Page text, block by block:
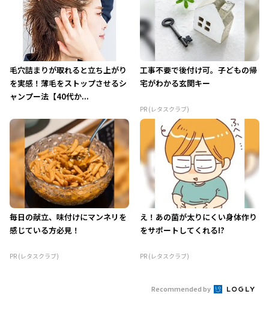
毛穴詰まりが取れると立ち上がり
を実感！薄毛をストップさせるシ
ャンプー法【40代か...
工事不要で後付け可。子どもの帰
宅がわかる玄関キー
PR (レタスクラブ)
毎日の献立、味付けにマンネリを
感じている方必見！
PR (レタスクラブ)
え！あの菌が太りにくい身体作り
をサポートしてくれる!?
PR (レタスクラブ)
Recommended by